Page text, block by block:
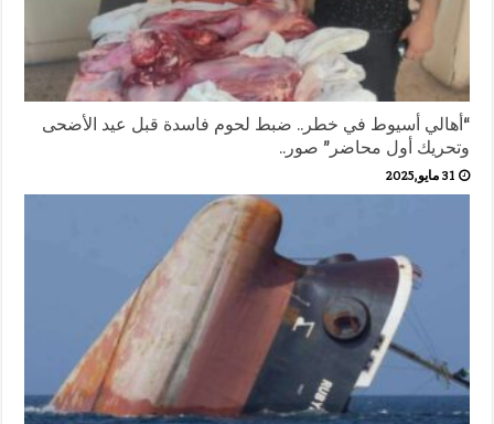
“أهالي أسيوط في خطر.. ضبط لحوم فاسدة قبل عيد الأضحى
وتحريك أول محاضر” صور..
31 مايو,2025